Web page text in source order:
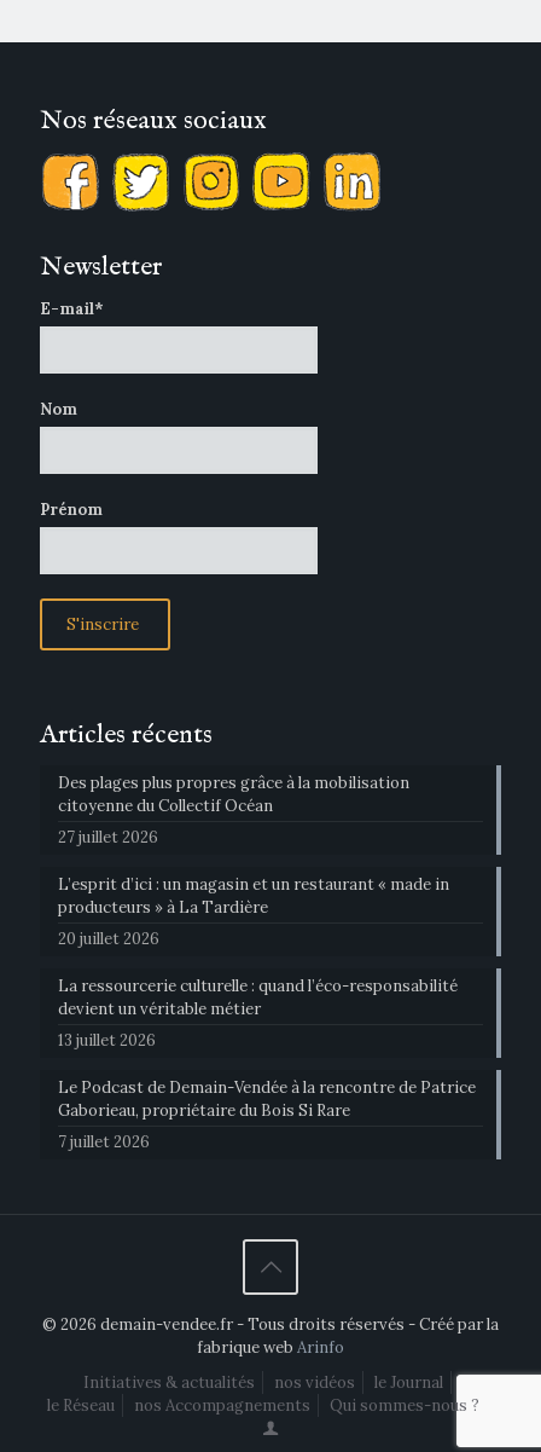
Nos réseaux sociaux
Newsletter
E-mail*
Nom
Prénom
Articles récents
Des plages plus propres grâce à la mobilisation
citoyenne du Collectif Océan
27 juillet 2026
L’esprit d’ici : un magasin et un restaurant « made in
producteurs » à La Tardière
20 juillet 2026
La ressourcerie culturelle : quand l’éco-responsabilité
devient un véritable métier
13 juillet 2026
Le Podcast de Demain-Vendée à la rencontre de Patrice
Gaborieau, propriétaire du Bois Si Rare
7 juillet 2026
© 2026 demain-vendee.fr - Tous droits réservés - Créé par la
fabrique web Arinfo
Initiatives & actualités
nos vidéos
le Journal
le Réseau
nos Accompagnements Qui sommes-nous ?